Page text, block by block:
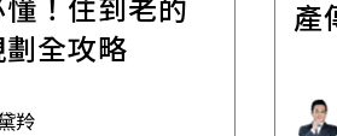
全攻略
羚
產